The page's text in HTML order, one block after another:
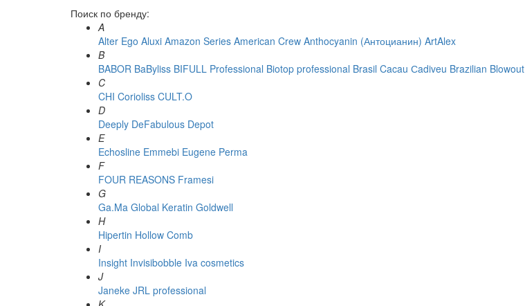
Поиск по бренду:
A
Alter Ego Aluxi Amazon Series American Crew Anthocyanin (Антоцианин) ArtAlex
B
BABOR BaByliss BIFULL Professional Biotop professional Brasil Cacau Сadiveu Brazilian Blowout
C
CHI Corioliss CULT.O
D
Deeply DeFabulous Depot
E
Echosline Emmebi Eugene Perma
F
FOUR REASONS Framesi
G
Ga.Ma Global Keratin Goldwell
H
Hipertin Hollow Comb
I
Insight Invisibobble Iva cosmetics
J
Janeke JRL professional